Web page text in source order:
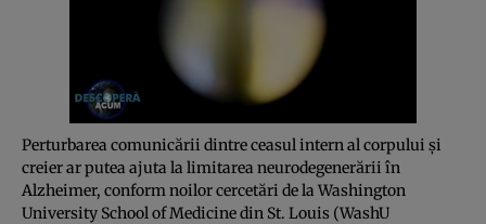
Perturbarea comunicării dintre ceasul intern al corpului și
creier ar putea ajuta la limitarea neurodegenerării în
Alzheimer, conform noilor cercetări de la Washington
University School of Medicine din St. Louis (WashU